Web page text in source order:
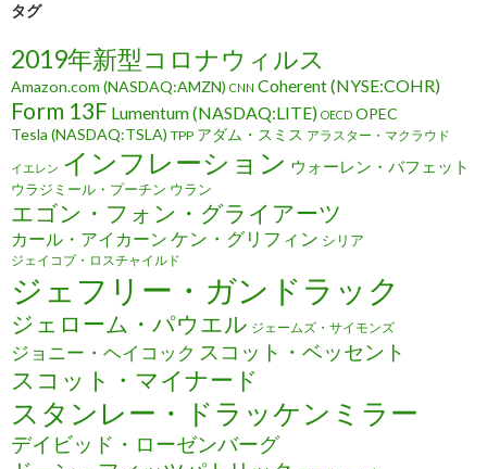
タグ
2019年新型コロナウィルス
Amazon.com (NASDAQ:AMZN) CNN Coherent (NYSE:COHR)
Form 13F Lumentum (NASDAQ:LITE) OECD OPEC
Tesla (NASDAQ:TSLA) TPP アダム・スミス アラスター・マクラウド
イエレン インフレーション ウォーレン・バフェット
ウラジミール・プーチン ウラン
エゴン・フォン・グライアーツ
カール・アイカーン ケン・グリフィン シリア
ジェイコブ・ロスチャイルド
ジェフリー・ガンドラック
ジェローム・パウエル ジェームズ・サイモンズ
ジョニー・ヘイコック スコット・ベッセント
スコット・マイナード
スタンレー・ドラッケンミラー
デイビッド・ローゼンバーグ